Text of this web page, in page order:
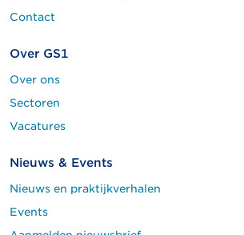
Contact
Over GS1
Over ons
Sectoren
Vacatures
Nieuws & Events
Nieuws en praktijkverhalen
Events